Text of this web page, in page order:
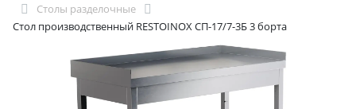
Столы разделочные
Стол производственный RESTOINOX СП-17/7-3Б 3 борта